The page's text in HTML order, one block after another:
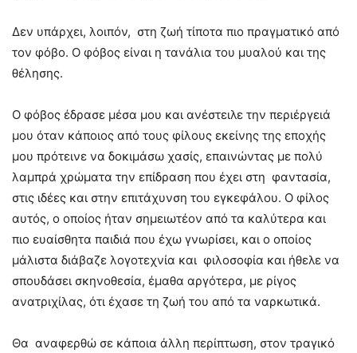
Δεν υπάρχει, λοιπόν, στη ζωή τίποτα πιο πραγματικό από
τον φόβο. Ο φόβος είναι η τανάλια του μυαλού και της
θέλησης.
Ο φόβος έδρασε μέσα μου και ανέστειλε την περιέργειά
μου όταν κάποιος από τους φίλους εκείνης της εποχής
μου πρότεινε να δοκιμάσω χασίς, επαινώντας με πολύ
λαμπρά χρώματα την επίδραση που έχει στη φαντασία,
στις ιδέες και στην επιτάχυνση του εγκεφάλου. Ο φίλος
αυτός, ο οποίος ήταν σημειωτέον από τα καλύτερα και
πιο ευαίσθητα παιδιά που έχω γνωρίσει, και ο οποίος
μάλιστα διάβαζε λογοτεχνία και φιλοσοφία και ήθελε να
σπουδάσει σκηνοθεσία, έμαθα αργότερα, με ρίγος
ανατριχίλας, ότι έχασε τη ζωή του από τα ναρκωτικά.
Θα αναφερθώ σε κάποια άλλη περίπτωση, στον τραγικό